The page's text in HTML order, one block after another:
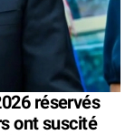
réservés
ont suscité